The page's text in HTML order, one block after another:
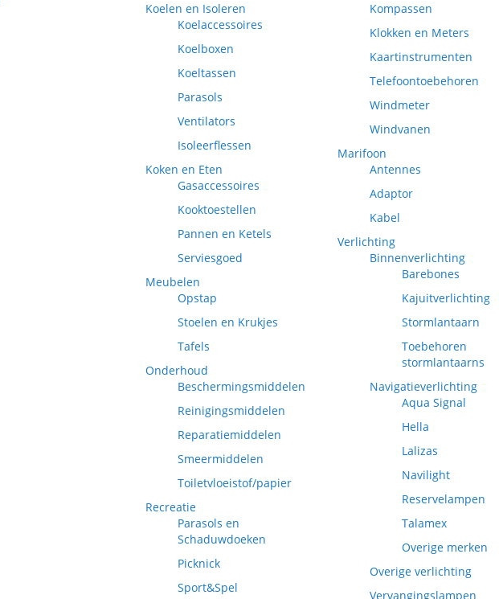
Koelen en Isoleren
Koelaccessoires
Koelboxen
Koeltassen
Parasols
Ventilators
Isoleerflessen
Koken en Eten
Gasaccessoires
Kooktoestellen
Pannen en Ketels
Serviesgoed
Meubelen
Opstap
Stoelen en Krukjes
Tafels
Onderhoud
Beschermingsmiddelen
Reinigingsmiddelen
Reparatiemiddelen
Smeermiddelen
Toiletvloeistof/papier
Recreatie
Parasols en
Schaduwdoeken
Picknick
Sport&Spel
Kompassen
Klokken en Meters
Kaartinstrumenten
Telefoontoebehoren
Windmeter
Windvanen
Marifoon
Antennes
Adaptor
Kabel
Verlichting
Binnenverlichting
Barebones
Kajuitverlichting
Stormlantaarn
Toebehoren
stormlantaarns
Navigatieverlichting
Aqua Signal
Hella
Lalizas
Navilight
Reservelampen
Talamex
Overige merken
Overige verlichting
Vervangingslampen